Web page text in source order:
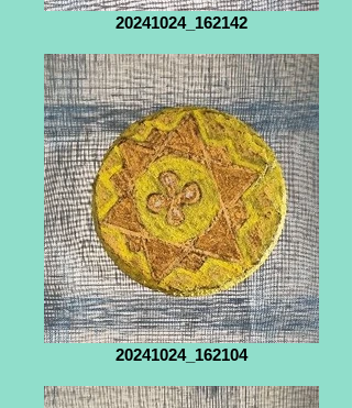
20241024_162142
20241024_162104